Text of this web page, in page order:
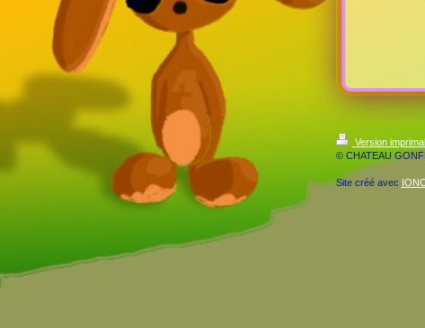
Version
© CHATEAU
Site créé avec